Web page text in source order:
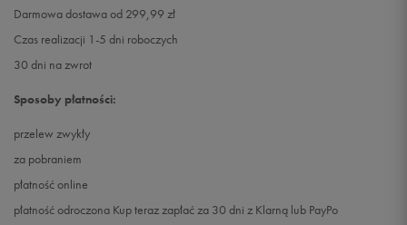
Darmowa dostawa od 299,99 zł
Czas realizacji 1-5 dni roboczych
30 dni na zwrot
Sposoby płatności:
przelew zwykły
za pobraniem
płatność online
płatność odroczona Kup teraz zapłać za 30 dni z Klarną lub PayPo